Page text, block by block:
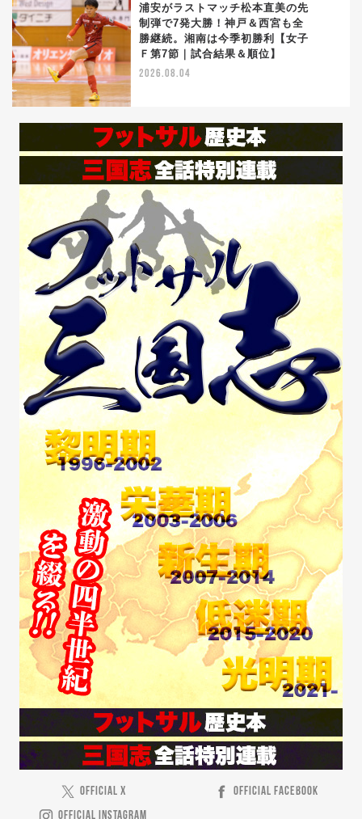
浦安がラストマッチ松本直美の先
制弾で7発大勝！神戸＆西宮も全
勝継続。湘南は今季初勝利【女子
Ｆ第7節｜試合結果＆順位】
2026.08.04
OFFICIAL X
OFFICIAL FACEBOOK
OFFICIAL INSTAGRAM